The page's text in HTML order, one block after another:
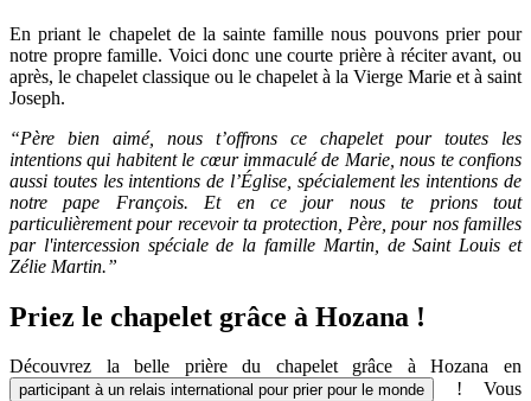
En priant le chapelet de la sainte famille nous pouvons prier pour
notre propre famille. Voici donc une courte prière à réciter avant, ou
après, le chapelet classique ou le chapelet à la Vierge Marie et à saint
Joseph.
“Père bien aimé, nous t’offrons ce chapelet pour toutes les
intentions qui habitent le cœur immaculé de Marie, nous te confions
aussi toutes les intentions de l’Église, spécialement les intentions de
notre pape François. Et en ce jour nous te prions tout
particulièrement pour recevoir ta protection, Père, pour nos familles
par l'intercession spéciale de la famille Martin, de Saint Louis et
Zélie Martin.”
Priez le chapelet grâce à Hozana !
Découvrez la belle prière du chapelet grâce à Hozana en
participant à un relais international pour prier pour le monde
! Vous